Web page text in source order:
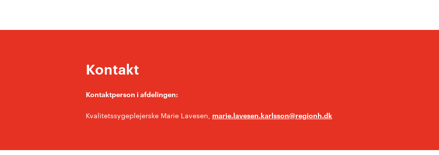
Kontakt
Kontaktperson i afdelingen:
Kvalitetssygeplejerske Marie Lavesen, marie.lavesen.karlsson@regionh.dk